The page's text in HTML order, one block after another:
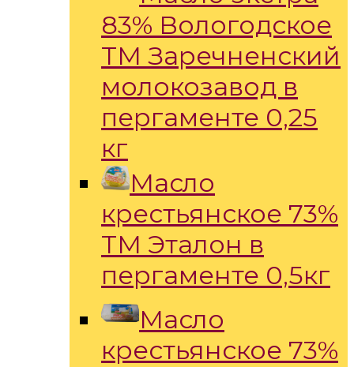
83% Вологодское
ТМ Заречненский
молокозавод в
пергаменте 0,25
кг
Масло
крестьянское 73%
ТМ Эталон в
пергаменте 0,5кг
Масло
крестьянское 73%